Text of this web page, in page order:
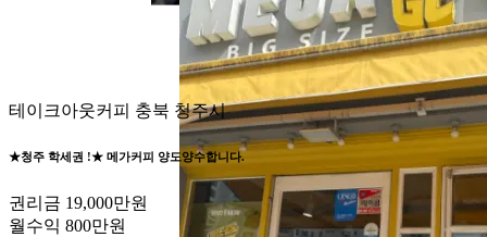
테이크아웃커피 충북 청주시
★청주 학세권 !★ 메가커피 양도양수합니다.
권리금 19,000만원
월수익 800만원